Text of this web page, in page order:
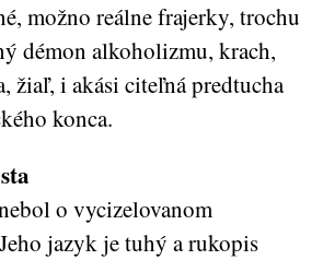
možno reálne frajerky, trochu
démon alkoholizmu, krach,
žiaľ, i akási citeľná predtucha
konca.
o vycizelovanom
jazyk je tuhý a rukopis